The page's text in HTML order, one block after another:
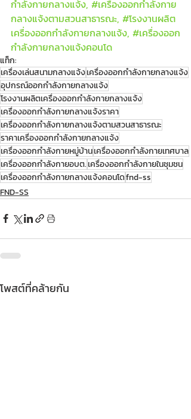
กำลังกายกลางแจ้ง, #เครื่องออกกำลังกาย
กลางแจ้งตามสวนสาธารณะ, #โรงงานผลิต
เครื่องออกกำลังกายกลางแจ้ง, #เครื่องออก
กำลังกายกลางแจ้งคอนโด
แท็ก:
เครื่องเล่นสนามกลางแจ้งเครื่องออกกำลังกายกลางแจ้ง
อุปกรณ์ออกกำลังกายกลางแจ้ง
โรงงานผลิตเครื่องออกกำลังกายกลางแจ้ง
เครื่องออกกำลังกายกลางแจ้งราคา
เครื่องออกกำลังกายกลางแจ้งตามสวนสาธารณะ
ราคาเครื่องออกกำลังกายกลางแจ้ง
เครื่องออกกำลังกายหมู่บ้านเครื่องออกกำลังกายเทศบาล
เครื่องออกกำลังกายอบต.เครื่องออกกำลังกายในชุมชน
เครื่องออกกำลังกายกลางแจ้งคอนโดfnd-ss
FND-SS
โพสต์ที่คล้ายกัน